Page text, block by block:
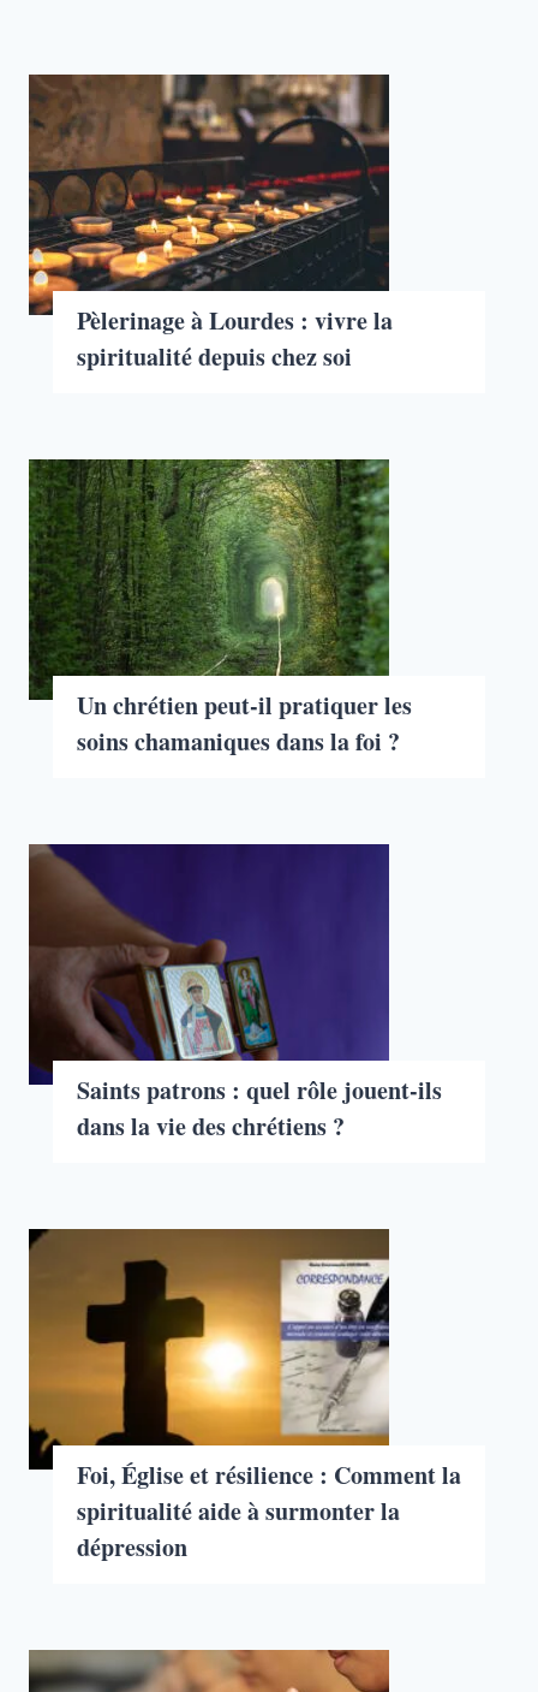
Pèlerinage à Lourdes : vivre la
spiritualité depuis chez soi
Un chrétien peut-il pratiquer les
soins chamaniques dans la foi ?
Saints patrons : quel rôle jouent-ils
dans la vie des chrétiens ?
Foi, Église et résilience : Comment la
spiritualité aide à surmonter la
dépression